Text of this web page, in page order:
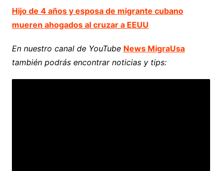
Hijo de 4 años y esposa de migrante cubano
mueren ahogados al cruzar a EEUU
En nuestro canal de YouTube News MigraUsa
también podrás encontrar noticias y tips: